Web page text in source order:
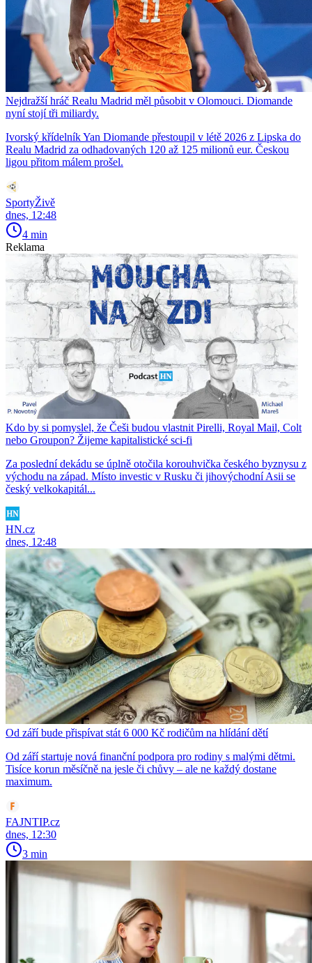
Nejdražší hráč Realu Madrid měl působit v Olomouci. Diomande
nyní stojí tři miliardy.
Ivorský křídelník Yan Diomande přestoupil v létě 2026 z Lipska do
Realu Madrid za odhadovaných 120 až 125 milionů eur. Českou
ligou přitom málem prošel.
SportyŽivě
dnes, 12:48
4 min
Reklama
Kdo by si pomyslel, že Češi budou vlastnit Pirelli, Royal Mail, Colt
nebo Groupon? Žijeme kapitalistické sci-fi
Za poslední dekádu se úplně otočila korouhvička českého byznysu z
východu na západ. Místo investic v Rusku či jihovýchodní Asii se
český velkokapitál...
HN.cz
dnes, 12:48
Od září bude přispívat stát 6 000 Kč rodičům na hlídání dětí
Od září startuje nová finanční podpora pro rodiny s malými dětmi.
Tisíce korun měsíčně na jesle či chůvy – ale ne každý dostane
maximum.
FAJNTIP.cz
dnes, 12:30
3 min